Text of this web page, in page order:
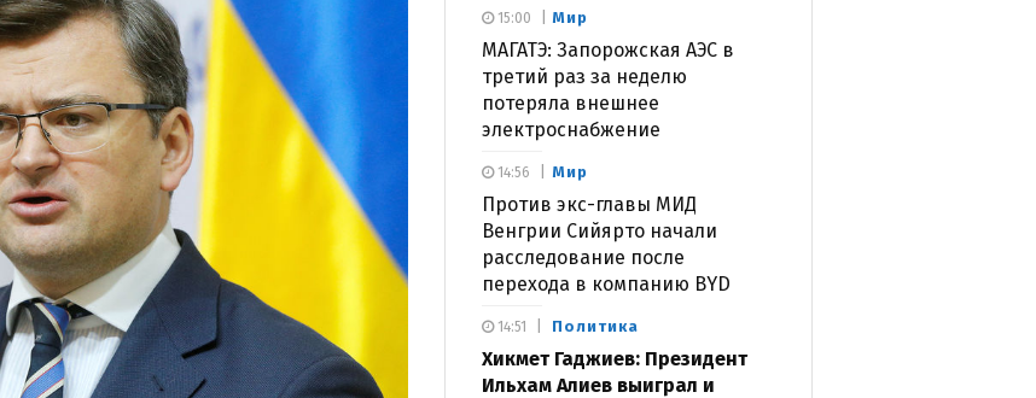
Мир
МАГАТЭ: Запорожская АЭС в
третий раз за неделю
потеряла внешнее
электроснабжение
15:00
Мир
Против экс-главы МИД
Венгрии Сийярто начали
расследование после
перехода в компанию BYD
14:56
Политика
Хикмет Гаджиев: Президент
Ильхам Алиев выиграл и
14:51